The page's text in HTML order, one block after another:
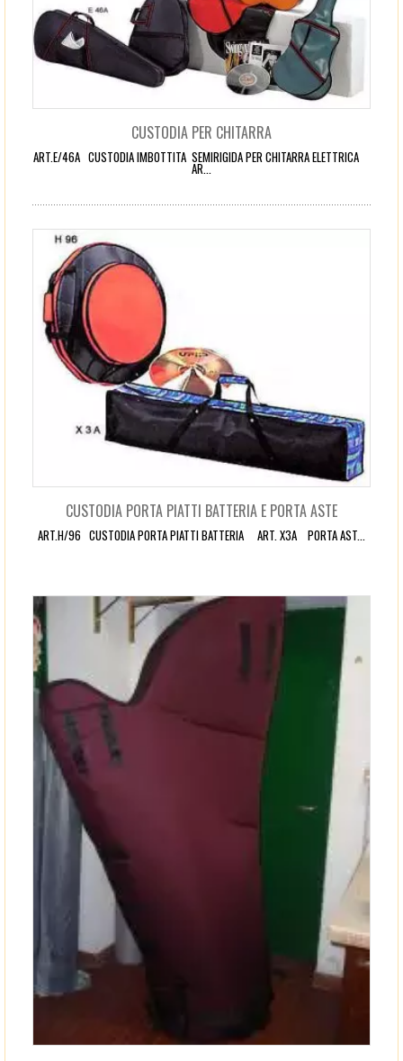
CUSTODIA PER CHITARRA
ART.E/46A CUSTODIA IMBOTTITA SEMIRIGIDA PER CHITARRA ELETTRICA
AR...
CUSTODIA PORTA PIATTI BATTERIA E PORTA ASTE
ART.H/96 CUSTODIA PORTA PIATTI BATTERIA ART. X3A PORTA AST...